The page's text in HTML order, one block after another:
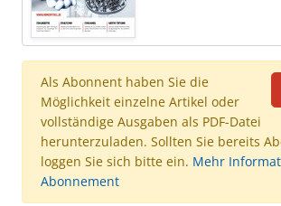
Als Abonnent haben Sie die
Möglichkeit einzelne Artikel oder
vollständige Ausgaben als PDF-Datei
herunterzuladen. Sollten Sie bereits
loggen Sie sich bitte ein. Mehr
Abonnement